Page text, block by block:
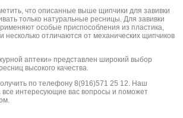
что описанные выше щипчики для завивки
только натуральные ресницы. Для завивки
особые приспособления из пластика,
несколько отличаются от механических щипчиков
аптеки» представлен широкий выбор
высокого качества.
по телефону 8(916)571 25 12. Наш
все интересующие вас вопросы и поможет